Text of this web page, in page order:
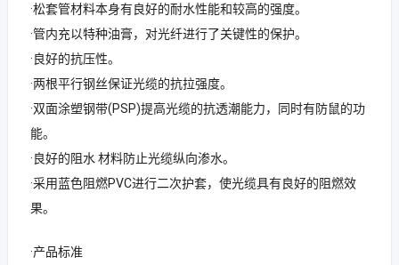
·松套管材料本身有良好的耐水性能和较高的强度。
·管内充以特种油膏，对光纤进行了关键性的保护。
·良好的抗压性。
·两根平行钢丝保证光缆的抗拉强度。
·双面涂塑钢带(PSP)提高光缆的抗透潮能力，同时有防鼠的功
能。
·良好的阻水 材料防止光缆纵向渗水。
·采用蓝色阻燃PVC进行二次护套，使光缆具有良好的阻燃效
果。
·产品标准